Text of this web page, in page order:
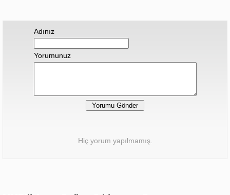
Adınız
Yorumunuz
Hiç yorum yapılmamış.